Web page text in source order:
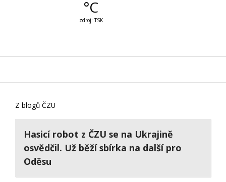
Z blogů ČZU
Hasicí robot z ČZU se na Ukrajině
osvědčil. Už běží sbírka na další pro
Oděsu